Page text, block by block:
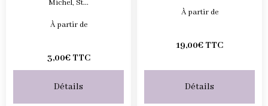
Michel, St...
À partir de
3,00€ TTC
Détails
À partir de
19,00€ TTC
Détails